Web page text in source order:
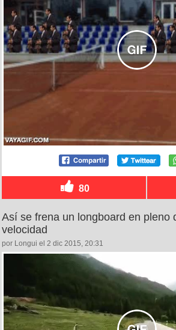
80
Así se frena un longboard en pleno
velocidad
por Longui el 2 dic 2015, 20:31